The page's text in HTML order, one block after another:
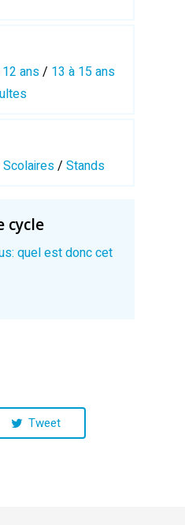
ans/ 13 à 15 ans
Scolaires/ Stands
cycle
quel est donc cet
Tweet